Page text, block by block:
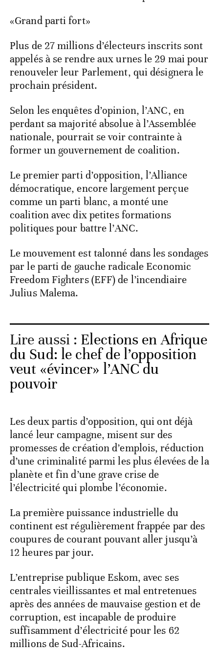
«Grand parti fort»
Plus de 27 millions d’électeurs inscrits sont
appelés à se rendre aux urnes le 29 mai pour
renouveler leur Parlement, qui désignera le
prochain président.
Selon les enquêtes d’opinion, l’ANC, en
perdant sa majorité absolue à l’Assemblée
nationale, pourrait se voir contrainte à
former un gouvernement de coalition.
Le premier parti d’opposition, l’Alliance
démocratique, encore largement perçue
comme un parti blanc, a monté une
coalition avec dix petites formations
politiques pour battre l’ANC.
Le mouvement est talonné dans les sondages
par le parti de gauche radicale Economic
Freedom Fighters (EFF) de l’incendiaire
Julius Malema.
Lire aussi : Elections en Afrique
du Sud: le chef de l’opposition
veut «évincer» l’ANC du
pouvoir
Les deux partis d’opposition, qui ont déjà
lancé leur campagne, misent sur des
promesses de création d’emplois, réduction
d’une criminalité parmi les plus élevées de la
planète et fin d’une grave crise de
l’électricité qui plombe l’économie.
La première puissance industrielle du
continent est régulièrement frappée par des
coupures de courant pouvant aller jusqu’à
12 heures par jour.
L’entreprise publique Eskom, avec ses
centrales vieillissantes et mal entretenues
après des années de mauvaise gestion et de
corruption, est incapable de produire
suffisamment d’électricité pour les 62
millions de Sud-Africains.